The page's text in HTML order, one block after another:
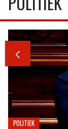

POLITIEK